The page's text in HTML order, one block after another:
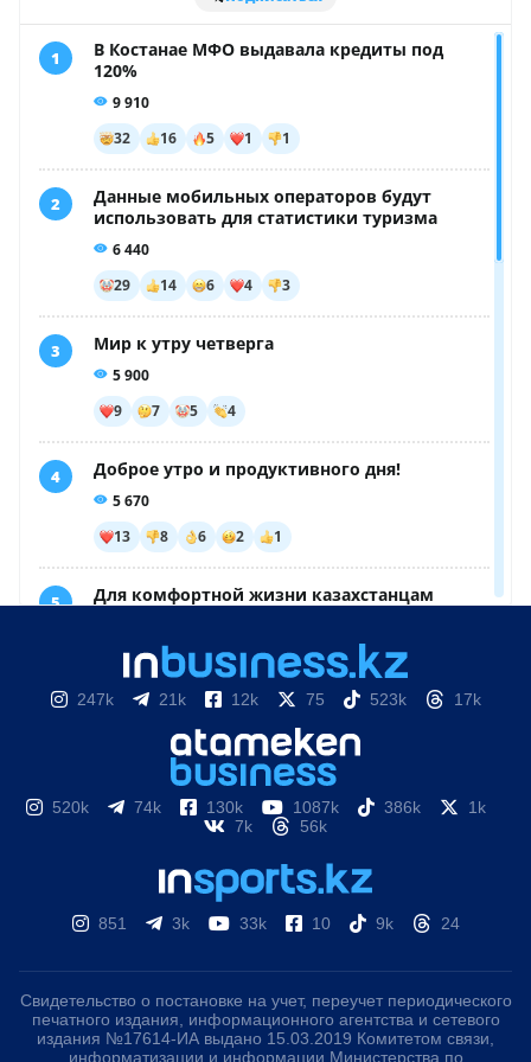
247k 21k 12k 75 523k 17k
520k 74k 130k 1087k 386k
1k
7k
56k
851 3k 33k 10 9k 24
Свидетельство о постановке на учет, переучет периодического
печатного издания, информационного агентства и сетевого
издания №17614-ИА выдано 15.03.2019 Комитетом связи,
информатизации и информации Министерства по